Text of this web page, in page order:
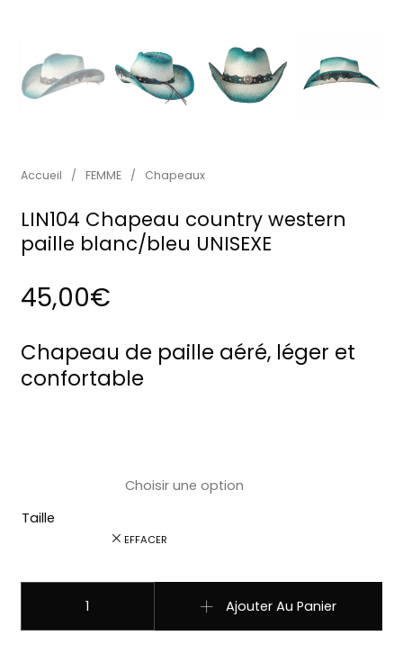
Accueil / FEMME / Chapeaux
LIN104 Chapeau country western
paille blanc/bleu UNISEXE
45,00€
Chapeau de paille aéré, léger et
confortable
Taille
EFFACER
Ajouter Au Panier